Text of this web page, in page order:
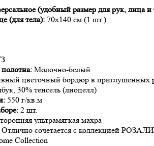
(удобный размер для рук, лица и
(для тела): 70х140 см (1 шт.)
Молочно-белый
цветочный бордюр в приглушённых
30% тенсель (лиоцелл)
550 г/кв.м
2 шт.
ультрамягкая махра
Отлично сочетается с коллекцией
Collection